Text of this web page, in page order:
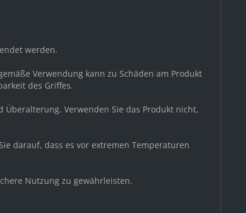
werden.
Verwendung kann zu Schäden am Produkt
des Griffes.
Verwenden Sie das Produkt nicht,
darauf, dass es vor extremen Temperaturen
Nutzung zu gewährleisten.